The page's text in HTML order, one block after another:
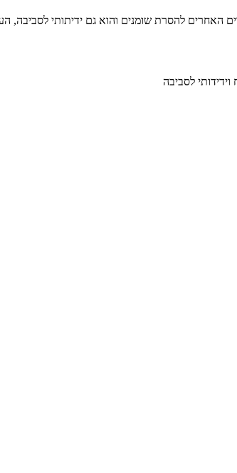
האחרים להסרת שומנים והוא גם ידיתותי לסביבה,
לסביבה